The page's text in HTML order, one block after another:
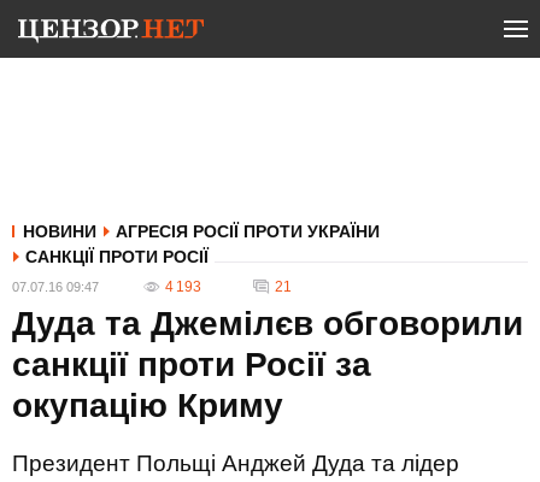
НОВИНИ
АГРЕСІЯ РОСІЇ ПРОТИ УКРАЇНИ
САНКЦІЇ ПРОТИ РОСІЇ
07.07.16 09:47 4 193 21
Дуда та Джемілєв обговорили
санкції проти Росії за
окупацію Криму
Президент Польщі Анджей Дуда та лідер